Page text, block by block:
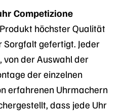
Competizione
höchster Qualität
gefertigt. Jeder
von der Auswahl der
der einzelnen
erfahrenen Uhrmachern
dass jede Uhr